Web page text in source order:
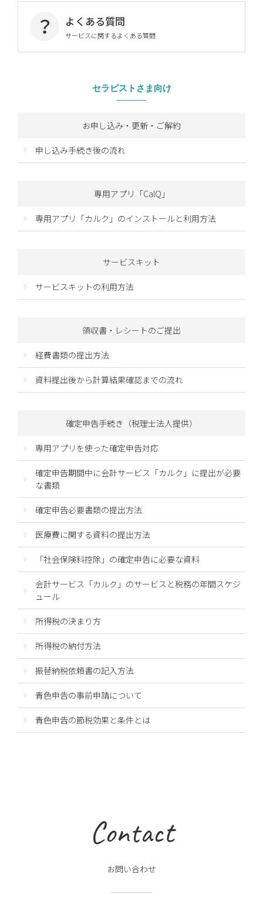
よくある質問
サービスに関するよくある質問
セラピストさま向け
お申し込み・更新・ご解約
申し込み手続き後の流れ
専用アプリ「CalQ」
専用アプリ「カルク」のインストールと利用方法
サービスキット
サービスキットの利用方法
領収書・レシートのご提出
経費書類の提出方法
資料提出後から計算結果確認までの流れ
確定申告手続き（税理士法人提供）
専用アプリを使った確定申告対応
確定申告期間中に会計サービス「カルク」に提出が必要
な書類
確定申告必要書類の提出方法
医療費に関する資料の提出方法
「社会保険料控除」の確定申告に必要な資料
会計サービス「カルク」のサービスと税務の年間スケジ
ュール
所得税の決まり方
所得税の納付方法
振替納税依頼書の記入方法
青色申告の事前申請について
青色申告の節税効果と条件とは
Contact
お問い合わせ